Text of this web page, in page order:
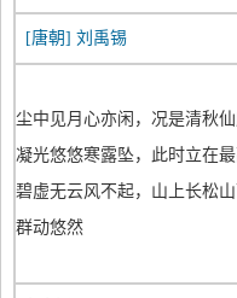
[唐朝] 刘禹锡
尘中见月心亦闲，况是清秋仙
凝光悠悠寒露坠，此时立在最
碧虚无云风不起，山上长松山
群动悠然